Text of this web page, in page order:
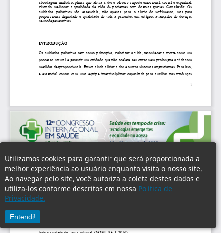
Utilizamos cookies para garantir que será proporcionada a
melhor experiência ao usuário enquanto visita o nosso site.
Ao navegar pelo site, você autoriza a coleta destes dados e
utiliza-los conforme descritos em nossa Política de
Privacidade.
Entendi!